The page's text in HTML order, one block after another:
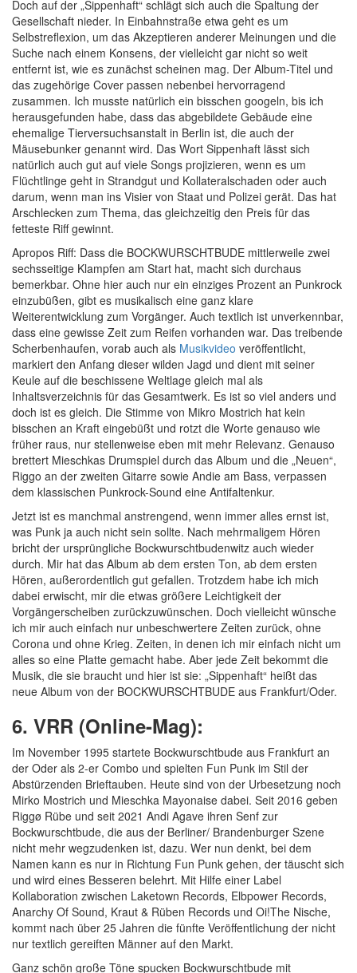
Doch auf der „Sippenhaft“ schlägt sich auch die Spaltung der
Gesellschaft nieder. In Einbahnstraße etwa geht es um
Selbstreflexion, um das Akzeptieren anderer Meinungen und die
Suche nach einem Konsens, der vielleicht gar nicht so weit
entfernt ist, wie es zunächst scheinen mag. Der Album-Titel und
das zugehörige Cover passen nebenbei hervorragend
zusammen. Ich musste natürlich ein bisschen googeln, bis ich
herausgefunden habe, dass das abgebildete Gebäude eine
ehemalige Tierversuchsanstalt in Berlin ist, die auch der
Mäusebunker genannt wird. Das Wort Sippenhaft lässt sich
natürlich auch gut auf viele Songs projizieren, wenn es um
Flüchtlinge geht in Strandgut und Kollateralschaden oder auch
darum, wenn man ins Visier von Staat und Polizei gerät. Das hat
Arschlecken zum Thema, das gleichzeitig den Preis für das
fetteste Riff gewinnt.
Apropos Riff: Dass die BOCKWURSCHTBUDE mittlerweile zwei
sechsseitige Klampfen am Start hat, macht sich durchaus
bemerkbar. Ohne hier auch nur ein einziges Prozent an Punkrock
einzubüßen, gibt es musikalisch eine ganz klare
Weiterentwicklung zum Vorgänger. Auch textlich ist unverkennbar,
dass eine gewisse Zeit zum Reifen vorhanden war. Das treibende
Scherbenhaufen, vorab auch als Musikvideo veröffentlicht,
markiert den Anfang dieser wilden Jagd und dient mit seiner
Keule auf die beschissene Weltlage gleich mal als
Inhaltsverzeichnis für das Gesamtwerk. Es ist so viel anders und
doch ist es gleich. Die Stimme von Mikro Mostrich hat kein
bisschen an Kraft eingebüßt und rotzt die Worte genauso wie
früher raus, nur stellenweise eben mit mehr Relevanz. Genauso
brettert Mieschkas Drumspiel durch das Album und die „Neuen“,
Riggo an der zweiten Gitarre sowie Andie am Bass, verpassen
dem klassischen Punkrock-Sound eine Antifaltenkur.
Jetzt ist es manchmal anstrengend, wenn immer alles ernst ist,
was Punk ja auch nicht sein sollte. Nach mehrmaligem Hören
bricht der ursprüngliche Bockwurschtbudenwitz auch wieder
durch. Mir hat das Album ab dem ersten Ton, ab dem ersten
Hören, außerordentlich gut gefallen. Trotzdem habe ich mich
dabei erwischt, mir die etwas größere Leichtigkeit der
Vorgängerscheiben zurückzuwünschen. Doch vielleicht wünsche
ich mir auch einfach nur unbeschwertere Zeiten zurück, ohne
Corona und ohne Krieg. Zeiten, in denen ich mir einfach nicht um
alles so eine Platte gemacht habe. Aber jede Zeit bekommt die
Musik, die sie braucht und hier ist sie: „Sippenhaft“ heißt das
neue Album von der BOCKWURSCHTBUDE aus Frankfurt/Oder.
6. VRR (Online-Mag):
Im November 1995 startete Bockwurschtbude aus Frankfurt an
der Oder als 2-er Combo und spielten Fun Punk im Stil der
Abstürzenden Brieftauben. Heute sind von der Urbesetzung noch
Mirko Mostrich und Mieschka Mayonaise dabei. Seit 2016 geben
Riggø Rübe und seit 2021 Andi Agave ihren Senf zur
Bockwurschtbude, die aus der Berliner/ Brandenburger Szene
nicht mehr wegzudenken ist, dazu. Wer nun denkt, bei dem
Namen kann es nur in Richtung Fun Punk gehen, der täuscht sich
und wird eines Besseren belehrt. Mit Hilfe einer Label
Kollaboration zwischen Laketown Records, Elbpower Records,
Anarchy Of Sound, Kraut & Rüben Records und Oi!The Nische,
kommt nach über 25 Jahren die fünfte Veröffentlichung der nicht
nur textlich gereiften Männer auf den Markt.
Ganz schön große Töne spucken Bockwurschtbude mit